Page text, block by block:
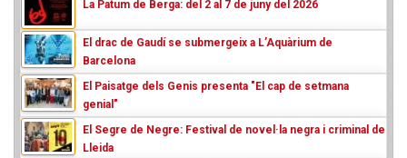
La Patum de Berga: del 2 al 7 de juny del 2026
El drac de Gaudí se submergeix a L’Aquàrium de
Barcelona
El Paisatge dels Genis presenta "El cap de setmana
genial"
El Segre de Negre: Festival de novel·la negra i criminal de
Lleida